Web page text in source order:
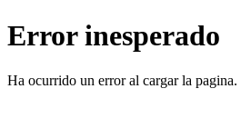
Error inesperado
Ha ocurrido un error al cargar la pagina.